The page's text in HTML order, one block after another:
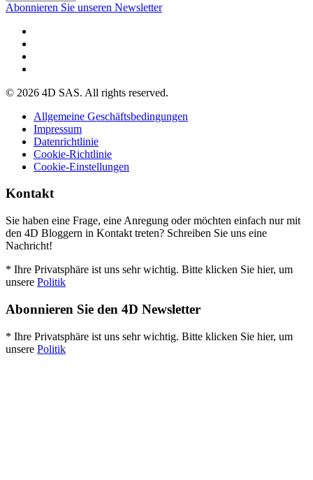
Abonnieren Sie unseren Newsletter
© 2026 4D SAS. All rights reserved.
Allgemeine Geschäftsbedingungen
Impressum
Datenrichtlinie
Cookie-Richtlinie
Cookie-Einstellungen
Kontakt
Sie haben eine Frage, eine Anregung oder möchten einfach nur mit
den 4D Bloggern in Kontakt treten? Schreiben Sie uns eine
Nachricht!
* Ihre Privatsphäre ist uns sehr wichtig. Bitte klicken Sie hier, um
unsere Politik
Abonnieren Sie den 4D Newsletter
* Ihre Privatsphäre ist uns sehr wichtig. Bitte klicken Sie hier, um
unsere Politik